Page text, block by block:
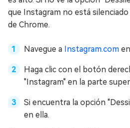
que Instagram no está
de Chrome.
Navegue a Instagram.com
Haga clic con el botón
"Instagram" en la parte
Si encuentra la opción
en ella.